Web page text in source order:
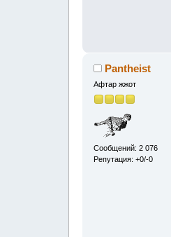
Pantheist
Афтар жжот
Сообщений: 2 076
Репутация: +0/-0